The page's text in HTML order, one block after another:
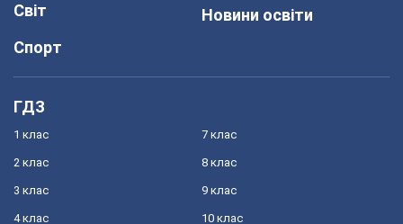
Світ
Спорт
Новини освіти
ГДЗ
1 клас
2 клас
3 клас
4 клас
7 клас
8 клас
9 клас
10 клас